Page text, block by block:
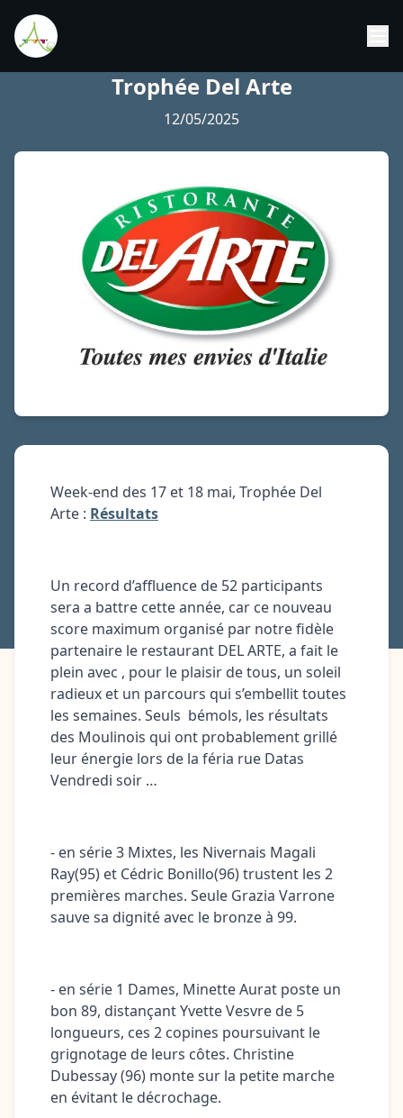
Trophée Del Arte
12/05/2025
Week-end des 17 et 18 mai, Trophée Del
Arte : Résultats
Un record d’affluence de 52 participants
sera a battre cette année, car ce nouveau
score maximum organisé par notre fidèle
partenaire le restaurant DEL ARTE, a fait le
plein avec , pour le plaisir de tous, un soleil
radieux et un parcours qui s’embellit toutes
les semaines. Seuls bémols, les résultats
des Moulinois qui ont probablement grillé
leur énergie lors de la féria rue Datas
Vendredi soir …
- en série 3 Mixtes, les Nivernais Magali
Ray(95) et Cédric Bonillo(96) trustent les 2
premières marches. Seule Grazia Varrone
sauve sa dignité avec le bronze à 99.
- en série 1 Dames, Minette Aurat poste un
bon 89, distançant Yvette Vesvre de 5
longueurs, ces 2 copines poursuivant le
grignotage de leurs côtes. Christine
Dubessay (96) monte sur la petite marche
en évitant le décrochage.